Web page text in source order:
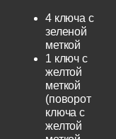
4 ключа с
зеленой
меткой
1 ключ с
желтой
меткой
(поворот
ключа с
желтой